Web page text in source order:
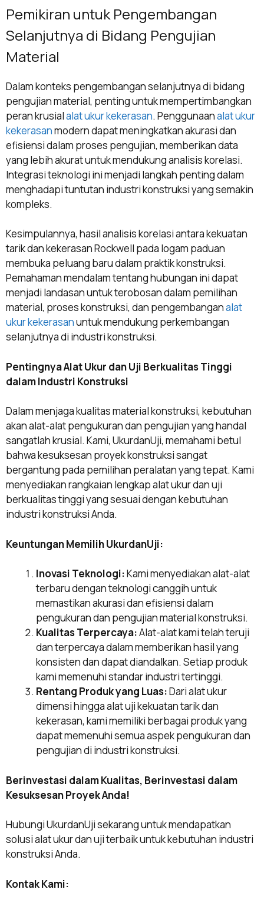
Pemikiran untuk Pengembangan
Selanjutnya di Bidang Pengujian
Material
Dalam konteks pengembangan selanjutnya di bidang
pengujian material, penting untuk mempertimbangkan
peran krusialalat ukur kekerasan. Penggunaanalat ukur
kekerasanmodern dapat meningkatkan akurasi dan
efisiensi dalam proses pengujian, memberikan data
yang lebih akurat untuk mendukung analisis korelasi.
Integrasi teknologi ini menjadi langkah penting dalam
menghadapi tuntutan industri konstruksi yang semakin
kompleks.
Kesimpulannya, hasil analisis korelasi antara kekuatan
tarik dan kekerasan Rockwell pada logam paduan
membuka peluang baru dalam praktik konstruksi.
Pemahaman mendalam tentang hubungan ini dapat
menjadi landasan untuk terobosan dalam pemilihan
material, proses konstruksi, dan pengembanganalat
ukur kekerasanuntuk mendukung perkembangan
selanjutnya di industri konstruksi.
Pentingnya Alat Ukur dan Uji Berkualitas Tinggi
dalam Industri Konstruksi
Dalam menjaga kualitas material konstruksi, kebutuhan
akan alat-alat pengukuran dan pengujian yang handal
sangatlah krusial. Kami, UkurdanUji, memahami betul
bahwa kesuksesan proyek konstruksi sangat
bergantung pada pemilihan peralatan yang tepat. Kami
menyediakan rangkaian lengkap alat ukur dan uji
berkualitas tinggi yang sesuai dengan kebutuhan
industri konstruksi Anda.
Keuntungan Memilih UkurdanUji:
Inovasi Teknologi:Kami menyediakan alat-alat
terbaru dengan teknologi canggih untuk
memastikan akurasi dan efisiensi dalam
pengukuran dan pengujian material konstruksi.
Kualitas Terpercaya:Alat-alat kami telah teruji
dan terpercaya dalam memberikan hasil yang
konsisten dan dapat diandalkan. Setiap produk
kami memenuhi standar industri tertinggi.
Rentang Produk yang Luas:Dari alat ukur
dimensi hingga alat uji kekuatan tarik dan
kekerasan, kami memiliki berbagai produk yang
dapat memenuhi semua aspek pengukuran dan
pengujian di industri konstruksi.
Berinvestasi dalam Kualitas, Berinvestasi dalam
Kesuksesan Proyek Anda!
Hubungi UkurdanUji sekarang untuk mendapatkan
solusi alat ukur dan uji terbaik untuk kebutuhan industri
konstruksi Anda.
Kontak Kami: